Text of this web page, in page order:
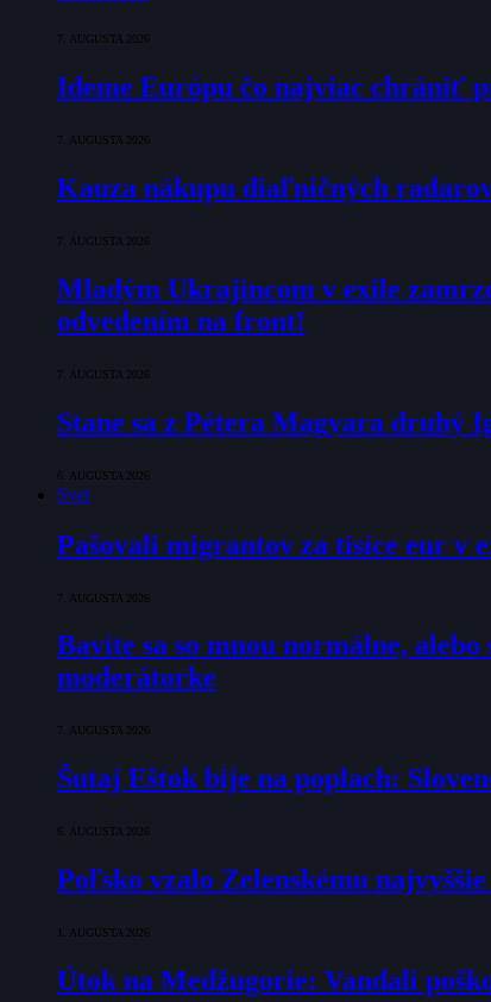
7. AUGUSTA 2026
Ideme Európu čo najviac chrániť
7. AUGUSTA 2026
Kauza nákupu diaľničných
7. AUGUSTA 2026
Mladým Ukrajincom v exile
odvedením na front!
7. AUGUSTA 2026
Stane sa z Pétera Magyara druhý
6. AUGUSTA 2026
Svet
Pašovali migrantov za tisíce eur v
7. AUGUSTA 2026
Bavíte sa so mnou normálne,
moderátorke
7. AUGUSTA 2026
Šutaj Eštok bije na poplach:
6. AUGUSTA 2026
Poľsko vzalo Zelenskému
1. AUGUSTA 2026
Útok na Medžugorie: Vandali